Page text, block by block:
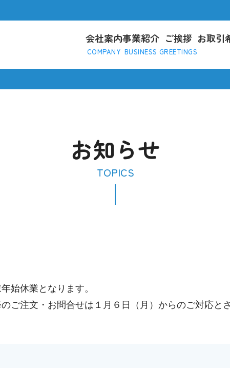
会社案内
COMPANY
事業紹介
BUSINESS
ご挨拶
GREETINGS
お取引
お知らせ
TOPICS
始休業となります。
ご注文・お問合せは１月６日（月）からのご対応と